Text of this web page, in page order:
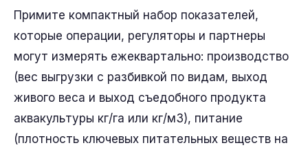
Примите компактный набор показателей,
которые операции, регуляторы и партнеры
могут измерять ежеквартально: производство
(вес выгрузки с разбивкой по видам, выход
живого веса и выход съедобного продукта
аквакультуры кг/га или кг/м3), питание
(плотность ключевых питательных веществ на